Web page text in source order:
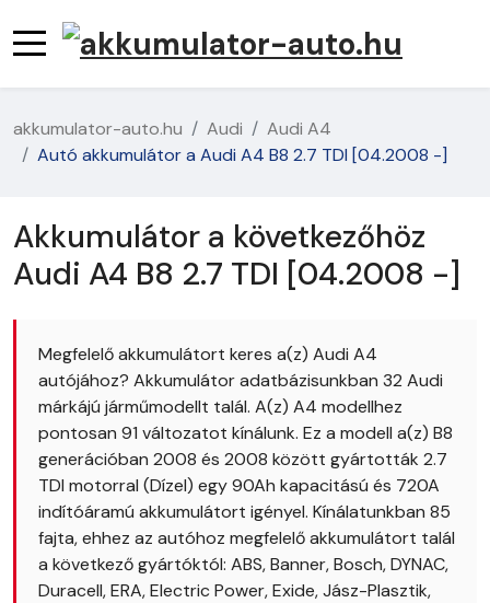
akkumulator-auto.hu Audi
Audi A4
Autó akkumulátor a Audi A4 B8 2.7 TDI [04.2008 -]
Akkumulátor a következőhöz
Audi A4 B8 2.7 TDI [04.2008 -]
Megfelelő akkumulátort keres a(z) Audi A4
autójához? Akkumulátor adatbázisunkban 32 Audi
márkájú járműmodellt talál. A(z) A4 modellhez
pontosan 91 változatot kínálunk. Ez a modell a(z) B8
generációban 2008 és 2008 között gyártották 2.7
TDI motorral (Dízel) egy 90Ah kapacitású és 720A
indítóáramú akkumulátort igényel. Kínálatunkban 85
fajta, ehhez az autóhoz megfelelő akkumulátort talál
a következő gyártóktól: ABS, Banner, Bosch, DYNAC,
Duracell, ERA, Electric Power, Exide, Jász-Plasztik,